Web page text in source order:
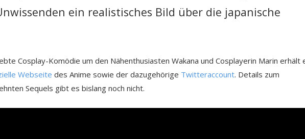
ein realistisches Bild über die japanische
Cosplay-Komödie um den Nähenthusiasten Wakana und Cosplayerin Marin erhält
Webseite des Anime sowie der dazugehörige Twitteraccount. Details zum
Sequels gibt es bislang noch nicht.